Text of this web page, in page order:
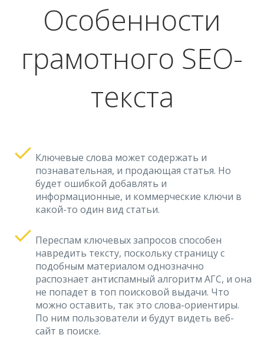
Особенности
грамотного SEO-
текста
Ключевые слова может содержать и
познавательная, и продающая статья. Но
будет ошибкой добавлять и
информационные, и коммерческие ключи в
какой-то один вид статьи.
Переспам ключевых запросов способен
навредить тексту, поскольку страницу с
подобным материалом однозначно
распознает антиспамный алгоритм АГС, и она
не попадет в топ поисковой выдачи. Что
можно оставить, так это слова-ориентиры.
По ним пользователи и будут видеть веб-
сайт в поиске.